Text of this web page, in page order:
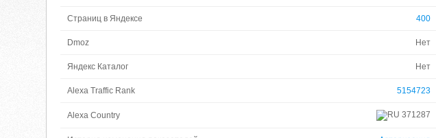
Страниц в Яндексе 400
Dmoz Нет
Яндекс Каталог Нет
Alexa Traffic Rank 5154723
Alexa Country 371287